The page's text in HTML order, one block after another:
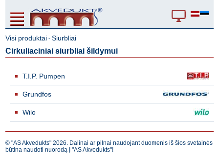
Visi produktai -Siurbliai
Cirkuliaciniai siurbliai šildymui
T.I.P. Pumpen
Grundfos
Wilo
© "AS Akvedukts" 2026. Dalinai ar pilnai naudojant duomenis iš šios svetainės
būtina naudoti nuorodą Į "AS Akvedukts"!